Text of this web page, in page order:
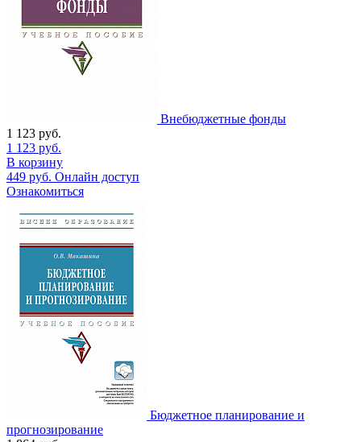
Внебюджетные фонды
1 123 руб.
1 123 руб.
В корзину
449 руб. Онлайн доступ
Ознакомиться
Бюджетное планирование и
прогнозирование